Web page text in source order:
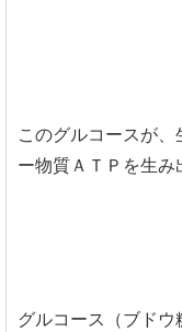
このグルコースが
ー物質ＡＴＰを生み
グルコース（ブドウ